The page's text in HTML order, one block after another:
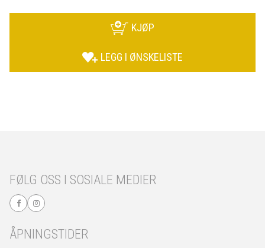
KJØP
LEGG I ØNSKELISTE
FØLG OSS I SOSIALE MEDIER
ÅPNINGSTIDER